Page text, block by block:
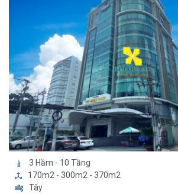
3 Hầm - 10 Tầng
170m2 - 300m2 - 370m2
Tây